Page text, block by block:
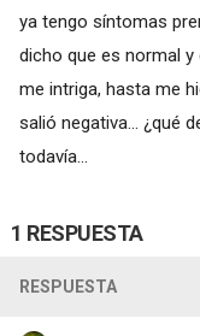
ya tengo síntomas
dicho que es normal
me intriga, hasta me
salió negativa... ¿qué
todavía...
1 RESPUESTA
RESPUESTA